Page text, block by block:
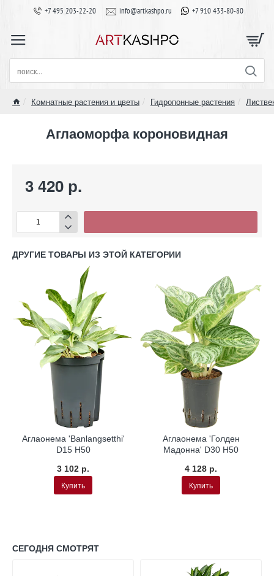
+7 495 203-22-20 info@artkashpo.ru +7 910 433-80-80
поиск...
Комнатные растения и цветы Гидропонные растения
Аглаоморфа короновидная
3 420 р.
ДРУГИЕ ТОВАРЫ ИЗ ЭТОЙ КАТЕГОРИИ
Гидропоника
Аглаонема 'Banlangsetthi'
D15 H50
3 102 р.
Купить
Гидропоника
Аглаонема 'Голден
Мадонна' D30 H50
4 128 р.
Купить
СЕГОДНЯ СМОТРЯТ